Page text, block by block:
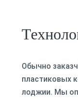
Обычно
пластиковых
лоджии. Мы